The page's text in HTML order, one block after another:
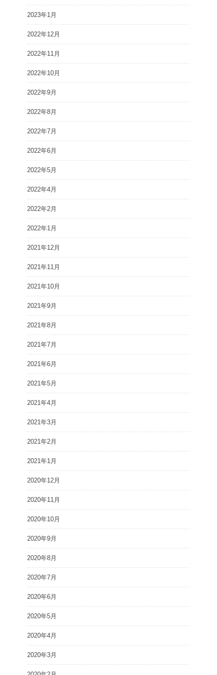
2023年1月
2022年12月
2022年11月
2022年10月
2022年9月
2022年8月
2022年7月
2022年6月
2022年5月
2022年4月
2022年2月
2022年1月
2021年12月
2021年11月
2021年10月
2021年9月
2021年8月
2021年7月
2021年6月
2021年5月
2021年4月
2021年3月
2021年2月
2021年1月
2020年12月
2020年11月
2020年10月
2020年9月
2020年8月
2020年7月
2020年6月
2020年5月
2020年4月
2020年3月